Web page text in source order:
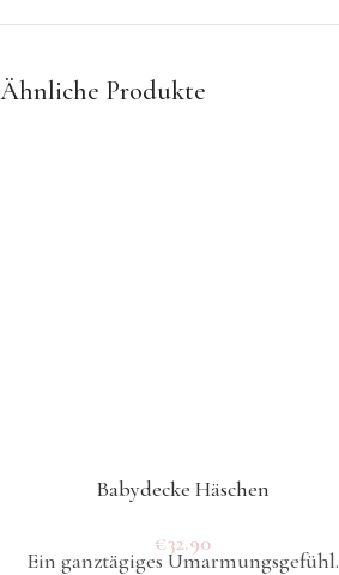
Ähnliche Produkte
Babydecke Häschen
€32.90
Ein ganztägiges Umarmungsgefühl.